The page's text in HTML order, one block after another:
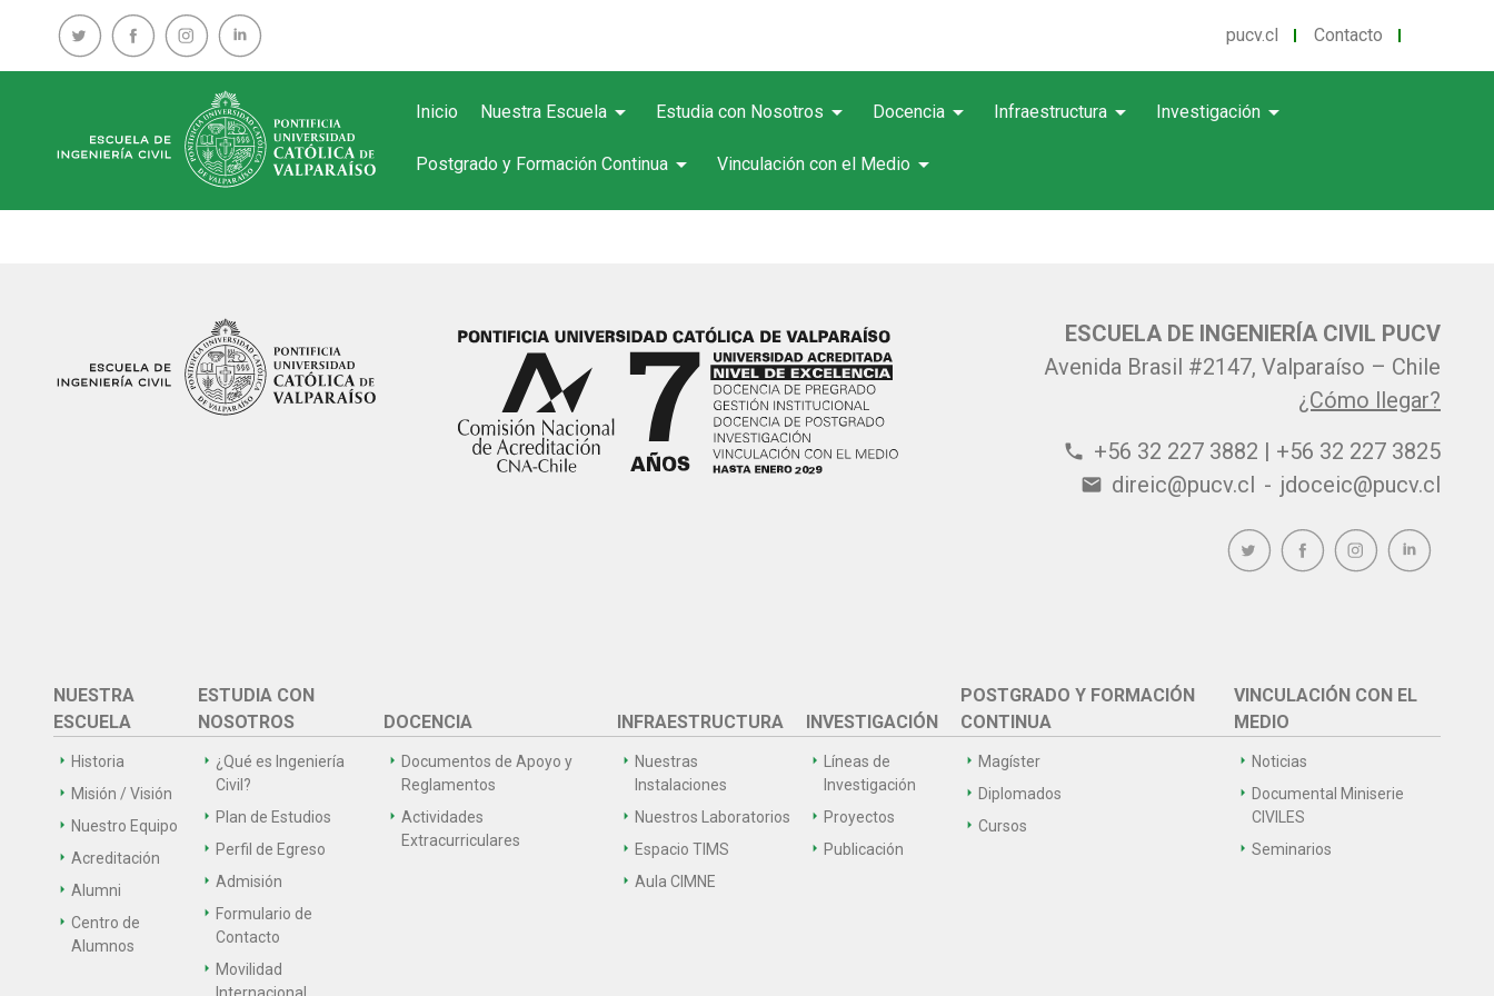
pucv.cl Contacto
Inicio Nuestra Escuela arrow_drop_down Estudia con Nosotros arrow_drop_down Docencia arrow_drop_down Infraestructura arrow_drop_down Investigación arrow_drop_down
Postgrado y Formación Continua arrow_drop_down Vinculación con el Medio arrow_drop_down
ESCUELA DE INGENIERÍA CIVIL PUCV
Avenida Brasil #2147, Valparaíso – Chile
¿Cómo llegar?
phone +56 32 227 3882 | +56 32 227 3825
email direic@pucv.cl - jdoceic@pucv.cl
NUESTRA
ESCUELA
Historia
Misión / Visión
Nuestro Equipo
Acreditación
Alumni
Centro de
Alumnos
ESTUDIA CON
NOSOTROS
¿Qué es Ingeniería
Civil?
Plan de Estudios
Perfil de Egreso
Admisión
Formulario de
Contacto
Movilidad
DOCENCIA
Documentos de Apoyo y
Reglamentos
Actividades
Extracurriculares
INFRAESTRUCTURA
Nuestras
Instalaciones
Nuestros Laboratorios
Espacio TIMS
Aula CIMNE
INVESTIGACIÓN
Líneas de
Investigación
Proyectos
Publicación
POSTGRADO Y FORMACIÓN
CONTINUA
Magíster
Diplomados
Cursos
VINCULACIÓN CON EL
MEDIO
Noticias
Documental Miniserie
CIVILES
Seminarios